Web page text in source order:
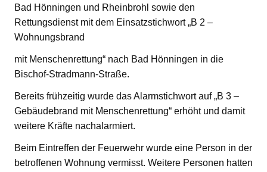
Bad Hönningen und Rheinbrohl sowie den
Rettungsdienst mit dem Einsatzstichwort „B 2 –
Wohnungsbrand
mit Menschenrettung“ nach Bad Hönningen in die
Bischof-Stradmann-Straße.
Bereits frühzeitig wurde das Alarmstichwort auf „B 3 –
Gebäudebrand mit Menschenrettung“ erhöht und damit
weitere Kräfte nachalarmiert.
Beim Eintreffen der Feuerwehr wurde eine Person in der
betroffenen Wohnung vermisst. Weitere Personen hatten